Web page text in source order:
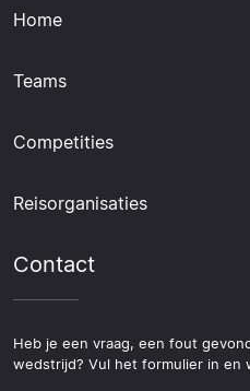
Home
Teams
Competities
Reisorganisaties
Contact
Heb je een vraag, een fout
wedstrijd? Vul het formulier in en